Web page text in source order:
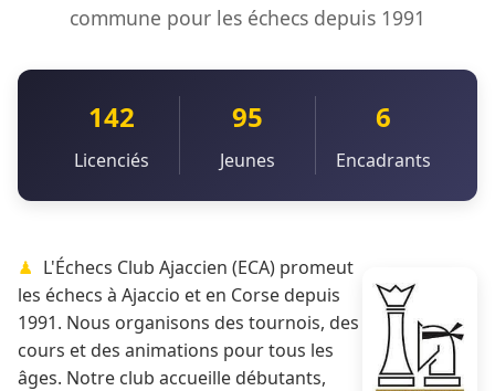
commune pour les échecs depuis 1991
142
Licenciés
95
Jeunes
6
Encadrants
L'Échecs Club Ajaccien (ECA) promeut
les échecs à Ajaccio et en Corse depuis
1991. Nous organisons des tournois, des
cours et des animations pour tous les
âges. Notre club accueille débutants,